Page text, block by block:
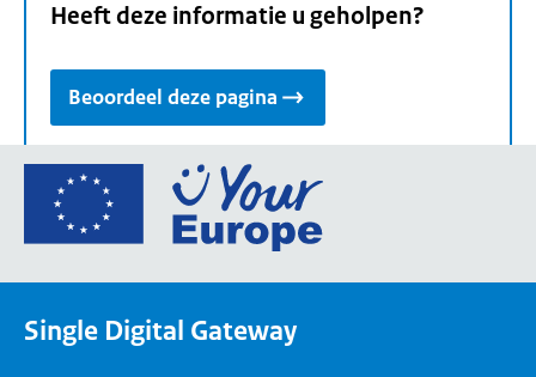
Heeft deze informatie u geholpen?
Beoordeel deze pagina
Ga
de
Single Digital Gateway